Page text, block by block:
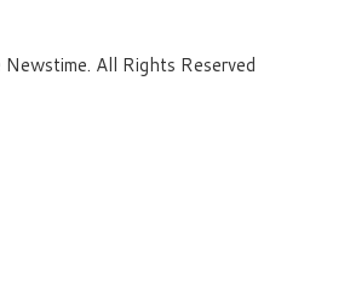
All Rights Reserved